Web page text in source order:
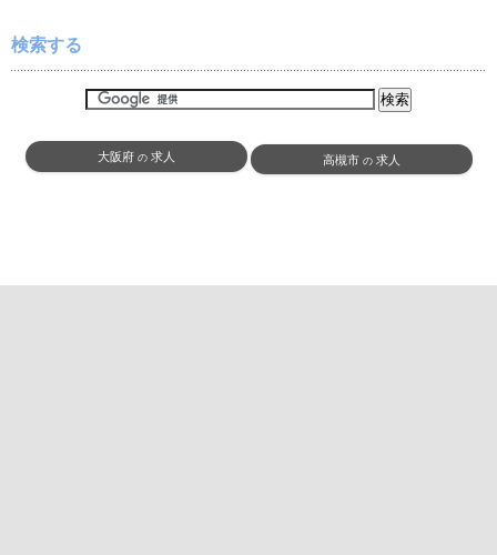
検索する
大阪府の 求人 高槻市の 求人